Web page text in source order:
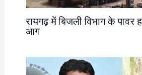
रायगढ़ में बिजली विभाग के पावर
आग